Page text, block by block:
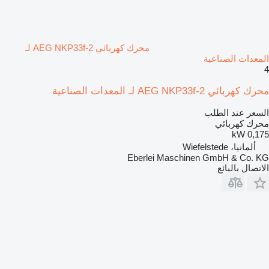
محرك كهربائي AEG NKP33f-2 لـ
المعدات الصناعية
4
محرك كهربائي AEG NKP33f-2 لـ المعدات الصناعية
السعر عند الطلب
محرك كهربائي
0,175 kW
ألمانيا، Wiefelstede
Eberlei Maschinen GmbH & Co. KG
الاتصال بالبائع